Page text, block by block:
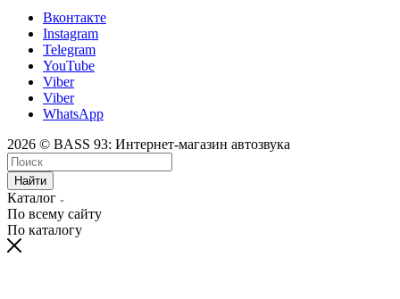
Вконтакте
Instagram
Telegram
YouTube
Viber
Viber
WhatsApp
2026 © BASS 93: Интернет-магазин автозвука
Найти
Каталог
По всему сайту
По каталогу